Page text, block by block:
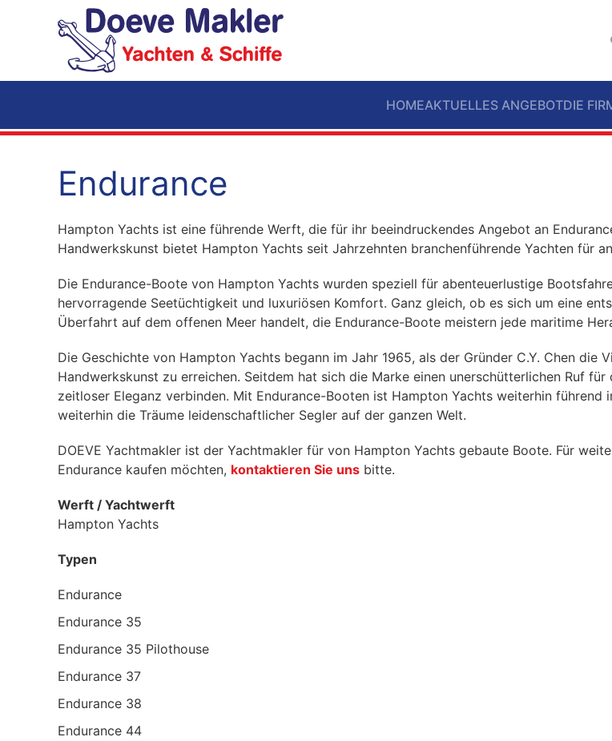
Zum Hauptinhalt springen
HOMEAKTUELLES ANGEBOTDIE
Endurance
Hampton Yachts ist eine führende Werft, die für ihr beeindruckendes Angebot an
Handwerkskunst bietet Hampton Yachts seit Jahrzehnten branchenführende Yachten für
Die Endurance-Boote von Hampton Yachts wurden speziell für abenteuerlustige
hervorragende Seetüchtigkeit und luxuriösen Komfort. Ganz gleich, ob es sich um eine
Überfahrt auf dem offenen Meer handelt, die Endurance-Boote meistern jede maritime
Die Geschichte von Hampton Yachts begann im Jahr 1965, als der Gründer C.Y. Chen die
Handwerkskunst zu erreichen. Seitdem hat sich die Marke einen unerschütterlichen Ruf
zeitloser Eleganz verbinden. Mit Endurance-Booten ist Hampton Yachts weiterhin
weiterhin die Träume leidenschaftlicher Segler auf der ganzen Welt.
DOEVE Yachtmakler ist der Yachtmakler für von Hampton Yachts gebaute Boote. Für
Endurance kaufen möchten, kontaktieren Sie uns bitte.
Werft / Yachtwerft
Hampton Yachts
Typen
Endurance
Endurance 35
Endurance 35 Pilothouse
Endurance 37
Endurance 38
Endurance 44